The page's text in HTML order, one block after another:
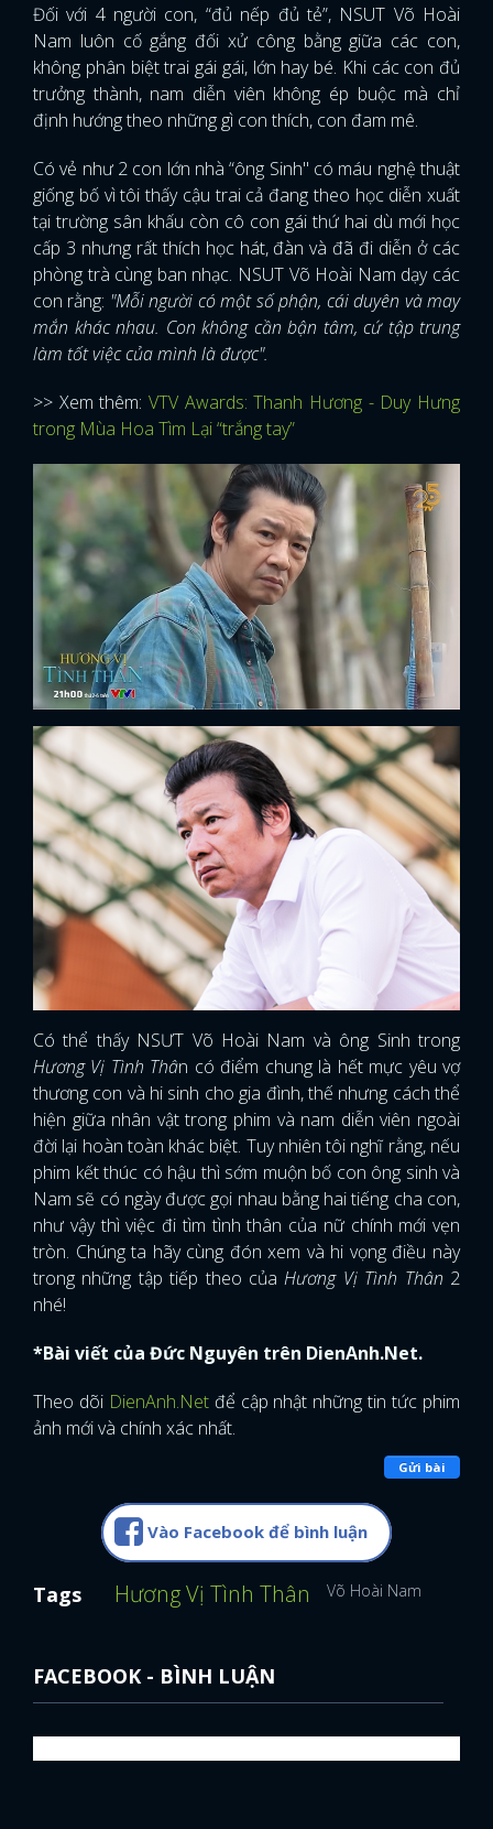
Đối với 4 người con, “đủ nếp đủ tẻ”, NSUT Võ Hoài
Nam luôn cố gắng đối xử công bằng giữa các con,
không phân biệt trai gái gái, lớn hay bé. Khi các con đủ
trưởng thành, nam diễn viên không ép buộc mà chỉ
định hướng theo những gì con thích, con đam mê.
Có vẻ như 2 con lớn nhà “ông Sinh" có máu nghệ thuật
giống bố vì tôi thấy cậu trai cả đang theo học diễn xuất
tại trường sân khấu còn cô con gái thứ hai dù mới học
cấp 3 nhưng rất thích học hát, đàn và đã đi diễn ở các
phòng trà cùng ban nhạc. NSUT Võ Hoài Nam dạy các
con rằng: "Mỗi người có một số phận, cái duyên và may
mắn khác nhau. Con không cần bận tâm, cứ tập trung
làm tốt việc của mình là được".
>> Xem thêm: VTV Awards: Thanh Hương - Duy Hưng
trong Mùa Hoa Tìm Lại “trắng tay”
Có thể thấy NSƯT Võ Hoài Nam và ông Sinh trong
Hương Vị Tình Thân có điểm chung là hết mực yêu vợ
thương con và hi sinh cho gia đình, thế nhưng cách thể
hiện giữa nhân vật trong phim và nam diễn viên ngoài
đời lại hoàn toàn khác biệt. Tuy nhiên tôi nghĩ rằng, nếu
phim kết thúc có hậu thì sớm muộn bố con ông sinh và
Nam sẽ có ngày được gọi nhau bằng hai tiếng cha con,
như vậy thì việc đi tìm tình thân của nữ chính mới vẹn
tròn. Chúng ta hãy cùng đón xem và hi vọng điều này
trong những tập tiếp theo củaHương Vị Tình Thân 2
nhé!
*Bài viết của Đức Nguyên trên DienAnh.Net.
Theo dõi DienAnh.Netđể cập nhật những tin tức phim
ảnh mới và chính xác nhất.
Gửi bài
Vào Facebook để bình luận
Tags Hương Vị Tình Thân Võ Hoài Nam
FACEBOOK - BÌNH LUẬN